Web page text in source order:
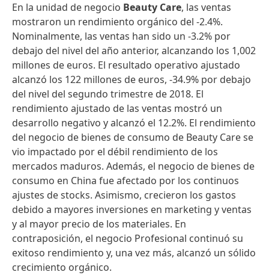
En la unidad de negocio Beauty Care, las ventas
mostraron un rendimiento orgánico del -2.4%.
Nominalmente, las ventas han sido un -3.2% por
debajo del nivel del año anterior, alcanzando los 1,002
millones de euros. El resultado operativo ajustado
alcanzó los 122 millones de euros, -34.9% por debajo
del nivel del segundo trimestre de 2018. El
rendimiento ajustado de las ventas mostró un
desarrollo negativo y alcanzó el 12.2%. El rendimiento
del negocio de bienes de consumo de Beauty Care se
vio impactado por el débil rendimiento de los
mercados maduros. Además, el negocio de bienes de
consumo en China fue afectado por los continuos
ajustes de stocks. Asimismo, crecieron los gastos
debido a mayores inversiones en marketing y ventas
y al mayor precio de los materiales. En
contraposición, el negocio Profesional continuó su
exitoso rendimiento y, una vez más, alcanzó un sólido
crecimiento orgánico.